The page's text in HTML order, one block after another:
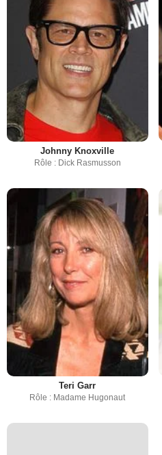
Johnny Knoxville
Rôle : Dick Rasmusson
Teri Garr
Rôle : Madame Hugonaut